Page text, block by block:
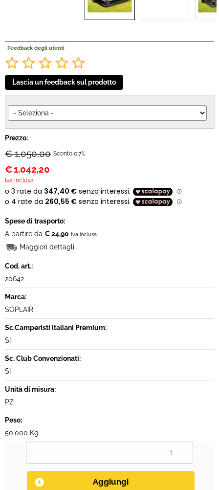
Lavora Con Noi
Feedback degli utenti
Prezzo:
€ 1.050,00 Sconto 0.7%
€1.042,20
Iva inclusa
Spese di trasporto:
A partire da € 24,90 Iva inclusa
Maggiori dettagli
Cod. art.:
20642
Marca:
SOPLAIR
Sc.Camperisti Italiani Premium:
SI
Sc. Club Convenzionati:
SI
Unità di misura:
PZ
Peso:
50,000 Kg